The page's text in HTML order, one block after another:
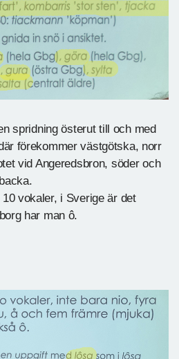
spridning österut till och med
förekommer västgötska, norr
vid Angeredsbron, söder och
vokaler, i Sverige är det
har man ô.